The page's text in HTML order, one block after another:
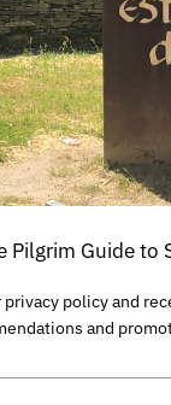
y
Enviar
Pilgrim Guide to
policy and
and